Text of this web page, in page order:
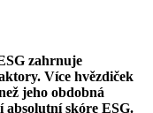
zahrnuje
Více hvězdiček
jeho obdobná
absolutní skóre ESG.